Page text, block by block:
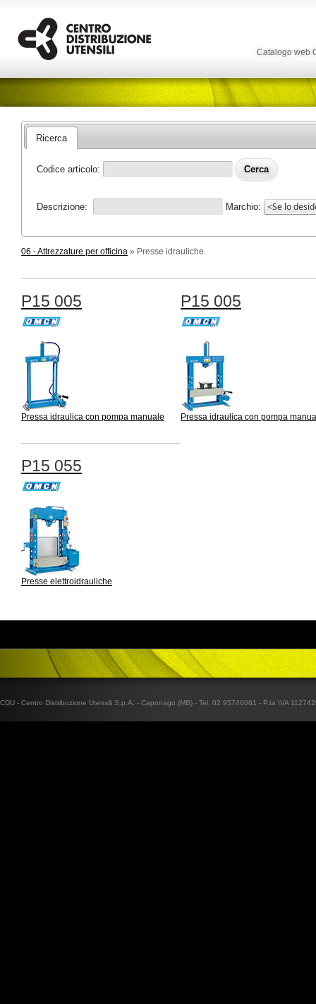
Catalogo web
Ricerca
Codice articolo:
Descrizione: Marchio:
06 - Attrezzature per officina » Presse idrauliche
P15 005
Pressa idraulica con pompa manuale
P15 005
Pressa idraulica con pompa
P15 055
Presse elettroidrauliche
CDU - Centro Distribuzione Utensili S.p.A. - Caponago (MB) - Tel. 02 95746081 - P.ta IVA